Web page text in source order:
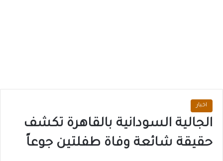
اخبار
الجالية السودانية بالقاهرة تكشف
حقيقة شائعة وفاة طفلتين جوعاً